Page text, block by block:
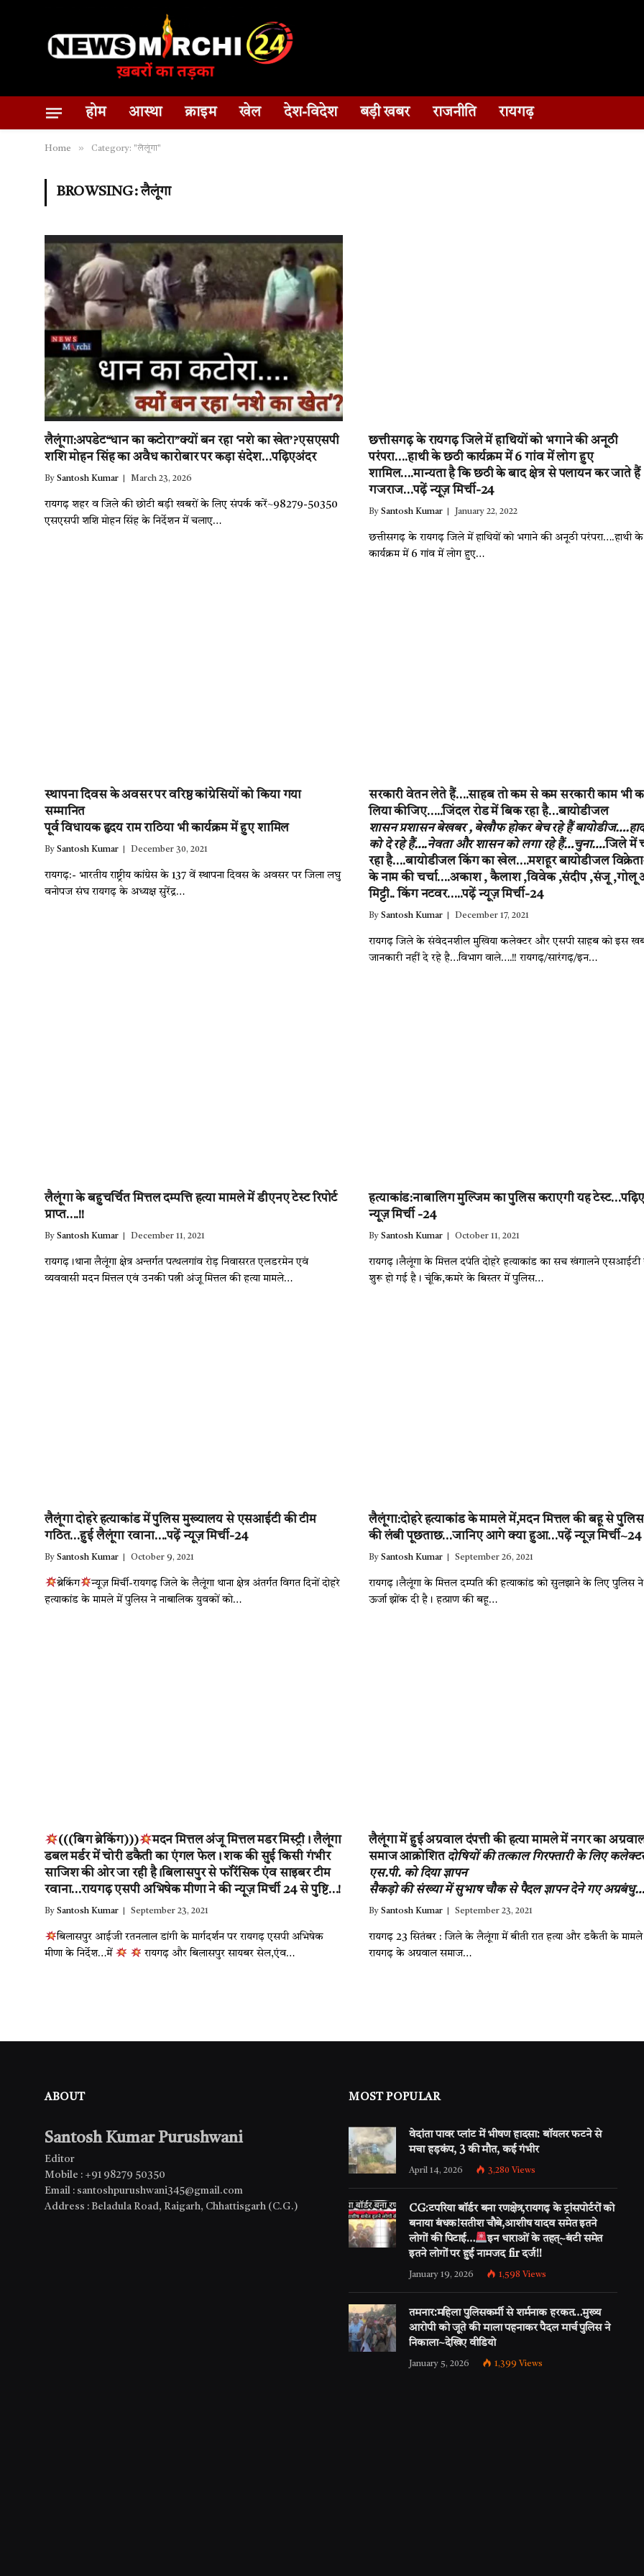
होम आस्था क्राइम खेल देश-विदेश बड़ी खबर राजनीति रायगढ़
Home » Category: "लैलूंगा"
BROWSING:लैलूंगा
लैलूंगा:अपडेट“धान का कटोरा”क्यों बन रहा ‘नशे का खेत’?एसएसपी
शशि मोहन सिंह का अवैध कारोबार पर कड़ा संदेश…पढ़िएअंदर
By Santosh Kumar March 23, 2026
रायगढ़ शहर व जिले की छोटी बड़ी खबरों के लिए संपर्क करें~98279-50350
एसएसपी शशि मोहन सिंह के निर्देशन में चलाए…
छत्तीसगढ़ के रायगढ़ जिले में हाथियों को भगाने की अनूठी
परंपरा….हाथी के छठी कार्यक्रम में 6 गांव में लोग हुए
शामिल….मान्यता है कि छठी के बाद क्षेत्र से पलायन कर जाते हैं
गजराज…पढ़ें न्यूज़ मिर्ची-24
By Santosh Kumar January 22, 2022
छत्तीसगढ़ के रायगढ़ जिले में हाथियों को भगाने की अनूठी परंपरा….हाथी
कार्यक्रम में 6 गांव में लोग हुए…
स्थापना दिवस के अवसर पर वरिष्ठ कांग्रेसियों को किया गया
सम्मानित
पूर्व विधायक हृदय राम राठिया भी कार्यक्रम में हुए शामिल
By Santosh Kumar December 30, 2021
रायगढ़:- भारतीय राष्ट्रीय कांग्रेस के 137 वें स्थापना दिवस के अवसर पर जिला लघु
वनोपज संघ रायगढ़ के अध्यक्ष सुरेंद्र…
सरकारी वेतन लेते हैं….साहब तो कम से कम सरकारी काम भी
लिया कीजिए…..जिंदल रोड में बिक रहा है…बायोडीजल
शासन प्रशासन बेखबर , बेखौफ होकर बेच रहे हैं
को दे रहे हैं….नेवता और शासन को लगा रहे हैं…चुना….जिले में
रहा है….बायोडीजल किंग का खेल….मशहूर बायोडीजल
के नाम की चर्चा….अकाश , कैलाश ,विवेक ,संदीप ,संजू ,गोलू
मिट्टी.. किंग नटवर…..पढ़ें न्यूज़ मिर्ची-24
By Santosh Kumar December 17, 2021
रायगढ़ जिले के संवेदनशील मुखिया कलेक्टर और एसपी साहब को इस
जानकारी नहीं दे रहे है…विभाग वाले….!! रायगढ़/सारंगढ़/इन…
लैलूंगा के बहुचर्चित मित्तल दम्पत्ति हत्या मामले में डीएनए टेस्ट रिपोर्ट
प्राप्त….!!
By Santosh Kumar December 11, 2021
रायगढ़।थाना लैलूंगा क्षेत्र अन्तर्गत पत्थलगांव रोड़ निवासरत एलडरमेन एवं
व्यववासी मदन मित्तल एवं उनकी पत्नी अंजू मित्तल की हत्या मामले…
हत्याकांड:नाबालिग मुल्जिम का पुलिस कराएगी यह
न्यूज़ मिर्ची -24
By Santosh Kumar October 11, 2021
रायगढ़।लैलूंगा के मित्तल दपंति दोहरे हत्याकांड का सच खंगालने एसआईटी
शुरू हो गई है। चूंकि,कमरे के बिस्तर में पुलिस…
लैलूंगा दोहरे हत्याकांड में पुलिस मुख्यालय से एसआईटी की टीम
गठित…हुई लैलूंगा रवाना….पढ़ें न्यूज़ मिर्ची-24
By Santosh Kumar October 9, 2021
ब्रेकिंग
न्यूज़ मिर्ची-रायगढ़ जिले के लैलूंगा थाना क्षेत्र अंतर्गत विगत दिनों दोहरे
हत्याकांड के मामले में पुलिस ने नाबालिक युवकों को…
लैलूंगा:दोहरे हत्याकांड के मामले में,मदन मित्तल की बहू से
की लंबी पूछताछ…जानिए आगे क्या हुआ…पढ़ें न्यूज़ मिर्ची~24
By Santosh Kumar September 26, 2021
रायगढ़।लैलूंगा के मित्तल दम्पति की हत्याकांड को सुलझाने के लिए पुलिस ने
ऊर्जा झोंक दी है। हत्प्राण की बहू…
(((बिग ब्रेकिंग)))
मदन मित्तल अंजू मित्तल मडर मिस्ट्री। लैलूंगा
डबल मर्डर में चोरी डकैती का एंगल फेल। शक की सुई किसी गंभीर
साजिश की ओर जा रही है।बिलासपुर से फॉरेंसिक एंव साइबर टीम
रवाना…रायगढ़ एसपी अभिषेक मीणा ने की न्यूज़ मिर्ची 24 से पुष्टि…!
By Santosh Kumar September 23, 2021
बिलासपुर आईजी रतनलाल डांगी के मार्गदर्शन पर रायगढ़ एसपी अभिषेक
मीणा के निर्देश…में
रायगढ़ और बिलासपुर सायबर सेल,एंव…
लैलूंगा में हुई अग्रवाल दंपत्ती की हत्या मामले में नगर का
समाज आक्रोशित‌ दोषियों की तत्काल गिरफ्तारी के लिए
एस.पी. को दिया ज्ञापन
सैकड़ो की संख्या में सुभाष चौक से पैदल ज्ञापन देने गए अग्रबंधु…
By Santosh Kumar September 23, 2021
रायगढ़ 23 सितंबर : जिले के लैलूंगा में बीती रात हत्या और डकैती के
रायगढ़ के अग्रवाल समाज…
ABOUT
Santosh Kumar Purushwani
Editor
Mobile : +91 98279 50350
Email : santoshpurushwani345@gmail.com
Address : Beladula Road, Raigarh, Chhattisgarh (C.G.)
MOST POPULAR
वेदांता पावर प्लांट में भीषण हादसा: बॉयलर फटने से
मचा हड़कंप, 3 की मौत, कई गंभीर
April 14, 2026 3,280 Views
CG:टपरिया बॉर्डर बना रणक्षेत्र,रायगढ़ के ट्रांसपोर्टरों को
बनाया बंधक!सतीश चौबे,आशीष यादव समेत इतने
लोगों की पिटाई…
इन धाराओं के तहत्~बंटी समेत
इतने लोगों पर हुई नामजद fir दर्ज!!
January 19, 2026 1,598 Views
तमनार:महिला पुलिसकर्मी से शर्मनाक हरकत…मुख्य
आरोपी को जूते की माला पहनाकर पैदल मार्च पुलिस ने
निकाला~देखिए वीडियो
January 5, 2026 1,399 Views